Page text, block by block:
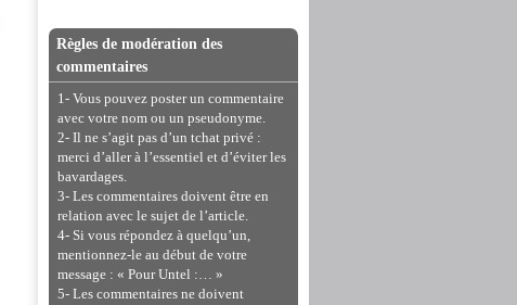
Règles de modération des
commentaires
1- Vous pouvez poster un commentaire
avec votre nom ou un pseudonyme.
2- Il ne s’agit pas d’un tchat privé :
merci d’aller à l’essentiel et d’éviter les
bavardages.
3- Les commentaires doivent être en
relation avec le sujet de l’article.
4- Si vous répondez à quelqu’un,
mentionnez-le au début de votre
message : « Pour Untel :… »
5- Les commentaires ne doivent